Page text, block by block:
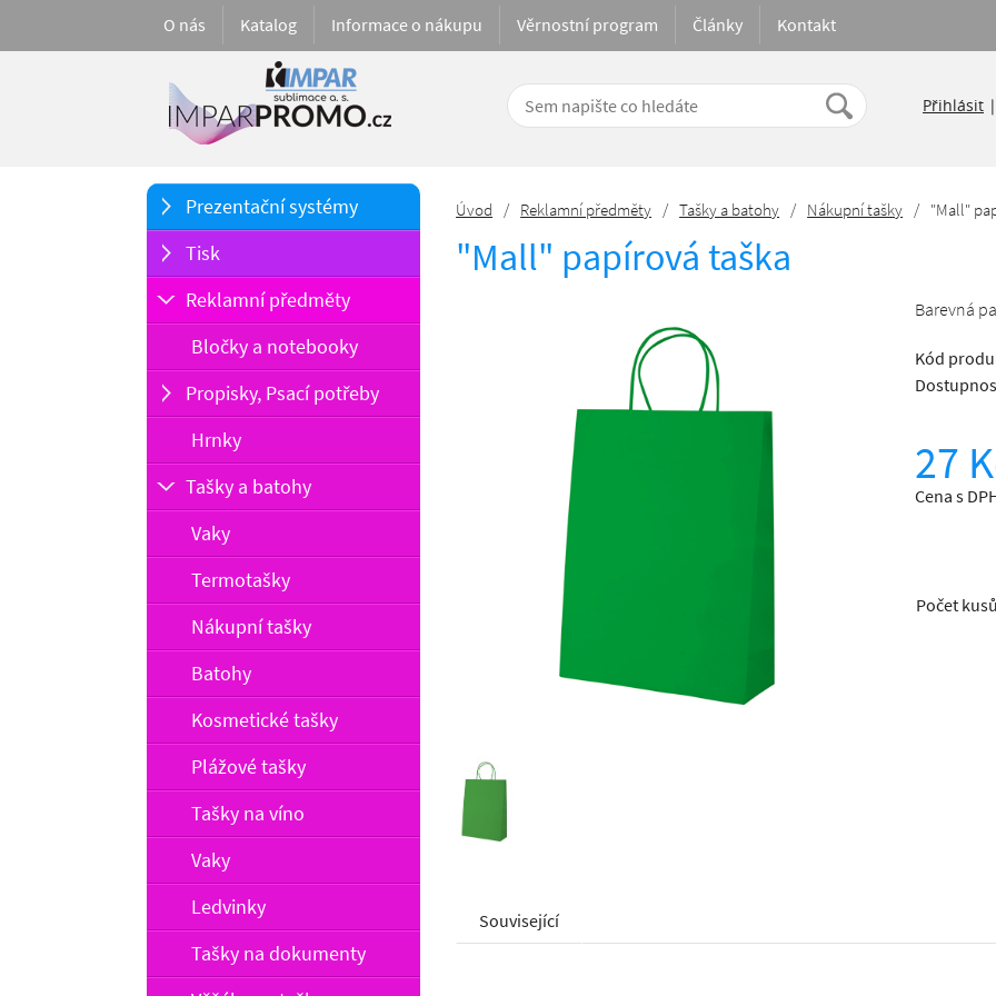
Přihlásit |
O nás Katalog Informace o nákupu Věrnostní program Články Kontakt
Prezentační systémy
Tisk
Reklamní předměty
Bločky a notebooky
Propisky, Psací potřeby
Hrnky
Tašky a batohy
Vaky
Termotašky
Nákupní tašky
Batohy
Kosmetické tašky
Plážové tašky
Tašky na víno
Vaky
Ledvinky
Tašky na dokumenty
Úvod / Reklamní předměty / Tašky a batohy / Nákupní tašky / "Mall"
"Mall" papírová taška
Barevná
Kód
27
Cena s
Počet kusů
Související